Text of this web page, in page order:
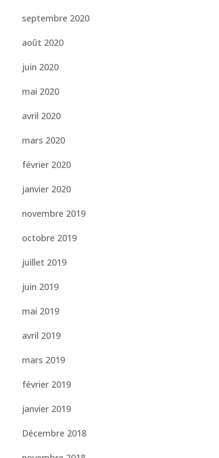
septembre 2020
août 2020
juin 2020
mai 2020
avril 2020
mars 2020
février 2020
janvier 2020
novembre 2019
octobre 2019
juillet 2019
juin 2019
mai 2019
avril 2019
mars 2019
février 2019
janvier 2019
Décembre 2018